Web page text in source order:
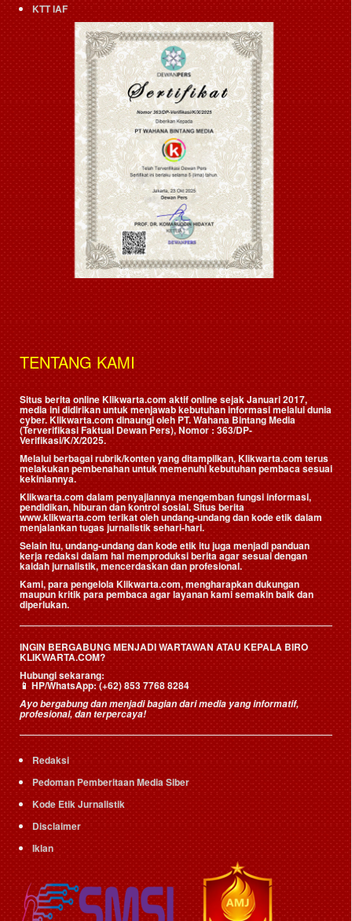
KTT IAF
TENTANG KAMI
Situs berita online Klikwarta.com aktif online sejak Januari 2017,
media ini didirikan untuk menjawab kebutuhan informasi melalui dunia
cyber. Klikwarta.com dinaungi oleh PT. Wahana Bintang Media
(Terverifikasi Faktual Dewan Pers), Nomor : 363/DP-
Verifikasi/K/X/2025.
Melalui berbagai rubrik/konten yang ditampilkan, Klikwarta.com terus
melakukan pembenahan untuk memenuhi kebutuhan pembaca sesuai
kekiniannya.
Klikwarta.com dalam penyajiannya mengemban fungsi informasi,
pendidikan, hiburan dan kontrol sosial. Situs berita
www.klikwarta.com terikat oleh undang-undang dan kode etik dalam
menjalankan tugas jurnalistik sehari-hari.
Selain itu, undang-undang dan kode etik itu juga menjadi panduan
kerja redaksi dalam hal memproduksi berita agar sesuai dengan
kaidah jurnalistik, mencerdaskan dan profesional.
Kami, para pengelola Klikwarta.com, mengharapkan dukungan
maupun kritik para pembaca agar layanan kami semakin baik dan
diperlukan.
INGIN BERGABUNG MENJADI WARTAWAN ATAU KEPALA BIRO
KLIKWARTA.COM?
Hubungi sekarang:
📱HP/WhatsApp:(+62) 853 7768 8284
Ayo bergabung dan menjadi bagian dari media yang informatif,
profesional, dan terpercaya!
Redaksi
Pedoman Pemberitaan Media Siber
Kode Etik Jurnalistik
Disclaimer
Iklan